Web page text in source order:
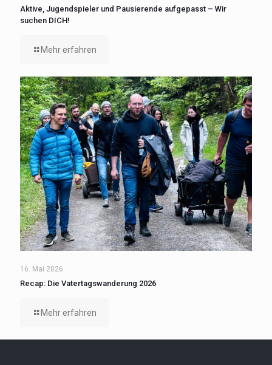
Aktive, Jugendspieler und Pausierende aufgepasst – Wir
suchen DICH!
Mehr erfahren
16. Mai 2026
Recap: Die Vatertagswanderung 2026
Mehr erfahren